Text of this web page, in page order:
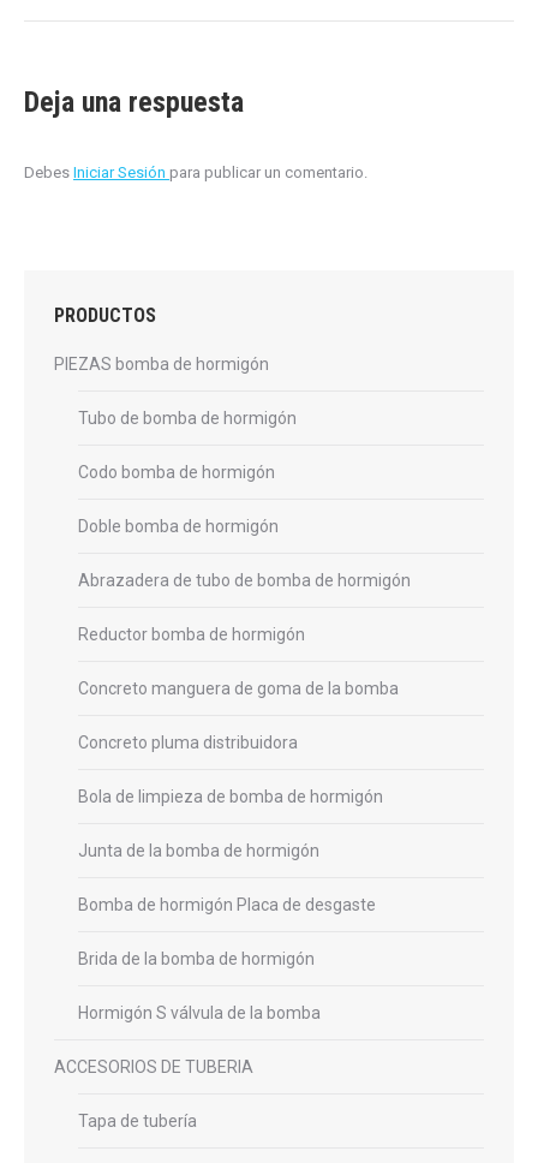
Deja una respuesta
Debes Iniciar Sesión para publicar un comentario.
PRODUCTOS
PIEZAS bomba de hormigón
Tubo de bomba de hormigón
Codo bomba de hormigón
Doble bomba de hormigón
Abrazadera de tubo de bomba de hormigón
Reductor bomba de hormigón
Concreto manguera de goma de la bomba
Concreto pluma distribuidora
Bola de limpieza de bomba de hormigón
Junta de la bomba de hormigón
Bomba de hormigón Placa de desgaste
Brida de la bomba de hormigón
Hormigón S válvula de la bomba
ACCESORIOS DE TUBERIA
Tapa de tubería